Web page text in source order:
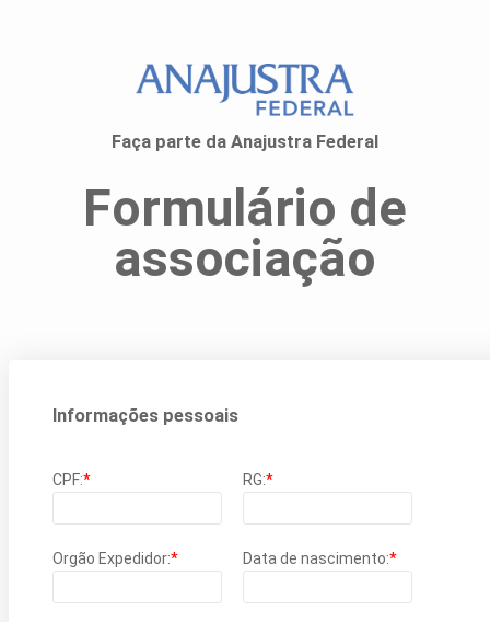
Faça parte da Anajustra Federal
Formulário de
associação
Informações pessoais
CPF:* RG:*
Orgão Expedidor:* Data de nascimento:*